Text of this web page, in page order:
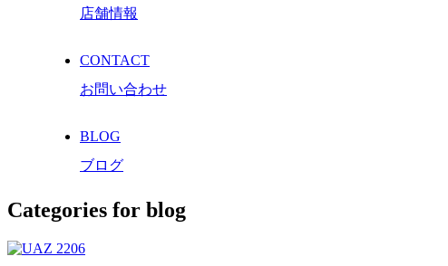
店舗情報
CONTACT
お問い合わせ
BLOG
ブログ
Categories for blog